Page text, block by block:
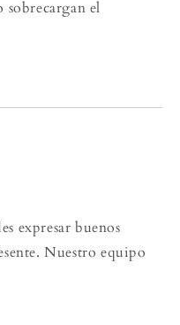
sobrecargan el
expresar buenos
Nuestro equipo